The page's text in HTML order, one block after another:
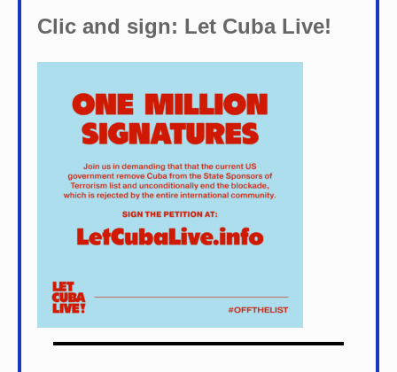
Clic and sign: Let Cuba Live!